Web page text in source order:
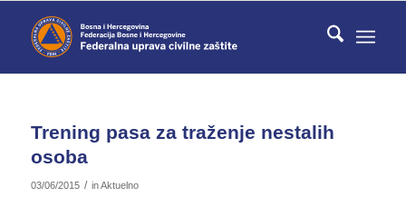
Trening pasa za traženje nestalih
osoba
03/06/2015 / inAktuelno